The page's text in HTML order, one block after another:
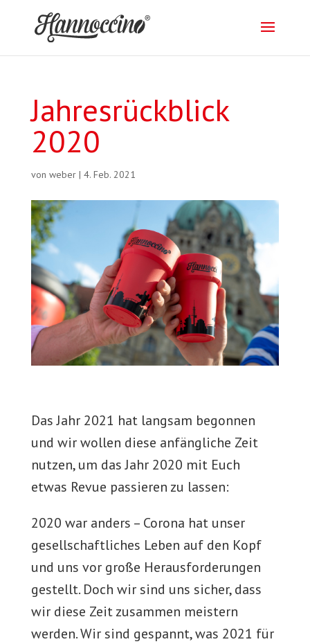
Jahresrückblick
2020
von weber| 4. Feb. 2021
Das Jahr 2021 hat langsam begonnen
und wir wollen diese anfängliche Zeit
nutzen, um das Jahr 2020 mit Euch
etwas Revue passieren zu lassen:
2020 war anders – Corona hat unser
gesellschaftliches Leben auf den Kopf
und uns vor große Herausforderungen
gestellt. Doch wir sind uns sicher, dass
wir diese Zeit zusammen meistern
werden. Wir sind gespannt, was 2021 für